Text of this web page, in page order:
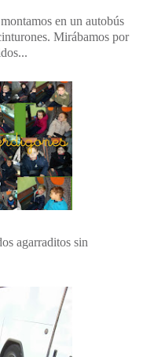
en un autobús
Mirábamos por
agarraditos sin